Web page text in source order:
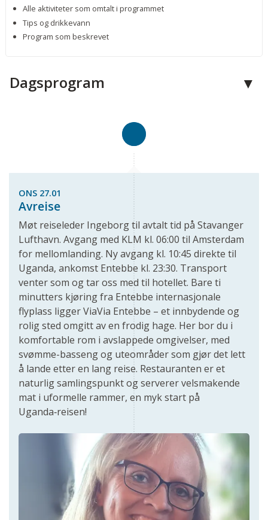
Alle aktiviteter som omtalt i programmet
Tips og drikkevann
Program som beskrevet
Dagsprogram
ONS 27.01
Avreise
Møt reiseleder Ingeborg til avtalt tid på Stavanger
Lufthavn. Avgang med KLM kl. 06:00 til Amsterdam
for mellomlanding. Ny avgang kl. 10:45 direkte til
Uganda, ankomst Entebbe kl. 23:30. Transport
venter som og tar oss med til hotellet. Bare ti
minutters kjøring fra Entebbe internasjonale
flyplass ligger ViaVia Entebbe – et innbydende og
rolig sted omgitt av en frodig hage. Her bor du i
komfortable rom i avslappede omgivelser, med
svømme-basseng og uteområder som gjør det lett
å lande etter en lang reise. Restauranten er et
naturlig samlingspunkt og serverer velsmakende
mat i uformelle rammer, en myk start på
Uganda‑reisen!